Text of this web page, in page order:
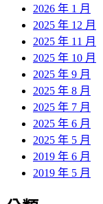
2026 年 1 月
2025 年 12 月
2025 年 11 月
2025 年 10 月
2025 年 9 月
2025 年 8 月
2025 年 7 月
2025 年 6 月
2025 年 5 月
2019 年 6 月
2019 年 5 月